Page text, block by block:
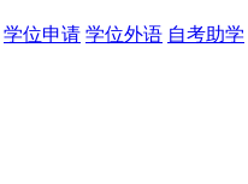
学位申请 学位外语 自考助学